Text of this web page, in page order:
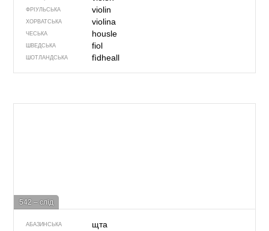
ФРІУЛЬСЬКА violin
ХОРВАТСЬКА violina
ЧЕСЬКА housle
ШВЕДСЬКА fiol
ШОТЛАНДСЬКА fìdheall
542 – слід
АБАЗИНСЬКА щта